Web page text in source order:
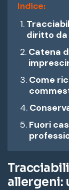
Indice:
diritto
Catena
Come
Fuori
allergeni: